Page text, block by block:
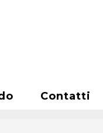
Contatti